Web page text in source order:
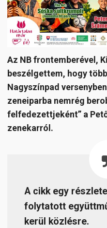
Az NB frontemberével,
beszélgettem, hogy
Nagyszínpad
zeneiparba nemrég
felfedezettjeként” a
zenekarról.
A cikk egy
folytatott
kerül közlésre.